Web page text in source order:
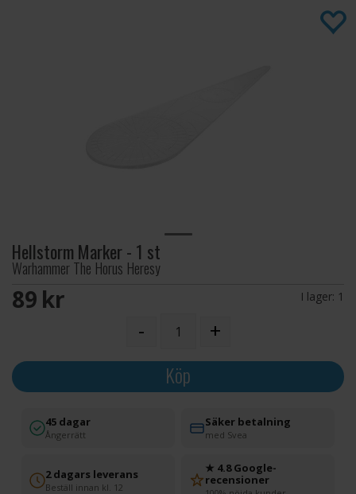
Hellstorm Marker - 1 st
Warhammer The Horus Heresy
89 SEK I lager: 1
- +
Köp
45 dagar
Ångerrätt
Säker betalning
med Svea
2 dagars leverans
Beställ innan kl. 12
★ 4.8 Google-
recensioner